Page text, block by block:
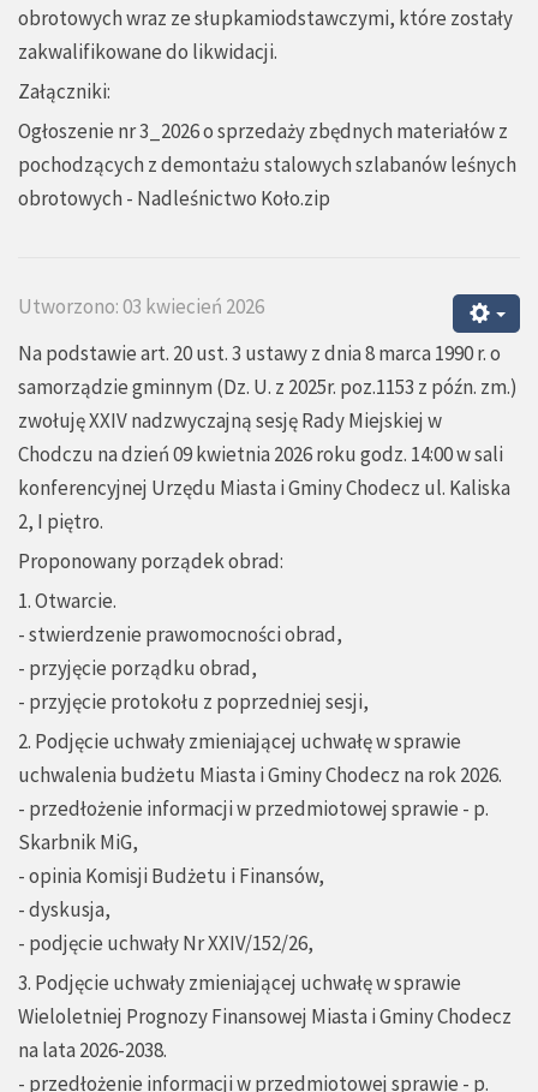
obrotowych wraz ze słupkamiodstawczymi, które zostały
zakwalifikowane do likwidacji.
Załączniki:
Ogłoszenie nr 3_2026 o sprzedaży zbędnych materiałów z
pochodzących z demontażu stalowych szlabanów leśnych
obrotowych - Nadleśnictwo Koło.zip
Utworzono: 03 kwiecień 2026
Na podstawie art. 20 ust. 3 ustawy z dnia 8 marca 1990 r. o
samorządzie gminnym (Dz. U. z 2025r. poz.1153 z późn. zm.)
zwołuję XXIV nadzwyczajną sesję Rady Miejskiej w
Chodczu na dzień 09 kwietnia 2026 roku godz. 14:00 w sali
konferencyjnej Urzędu Miasta i Gminy Chodecz ul. Kaliska
2, I piętro.
Proponowany porządek obrad:
1. Otwarcie.
- stwierdzenie prawomocności obrad,
- przyjęcie porządku obrad,
- przyjęcie protokołu z poprzedniej sesji,
2. Podjęcie uchwały zmieniającej uchwałę w sprawie
uchwalenia budżetu Miasta i Gminy Chodecz na rok 2026.
- przedłożenie informacji w przedmiotowej sprawie - p.
Skarbnik MiG,
- opinia Komisji Budżetu i Finansów,
- dyskusja,
- podjęcie uchwały Nr XXIV/152/26,
3. Podjęcie uchwały zmieniającej uchwałę w sprawie
Wieloletniej Prognozy Finansowej Miasta i Gminy Chodecz
na lata 2026-2038.
- przedłożenie informacji w przedmiotowej sprawie - p.